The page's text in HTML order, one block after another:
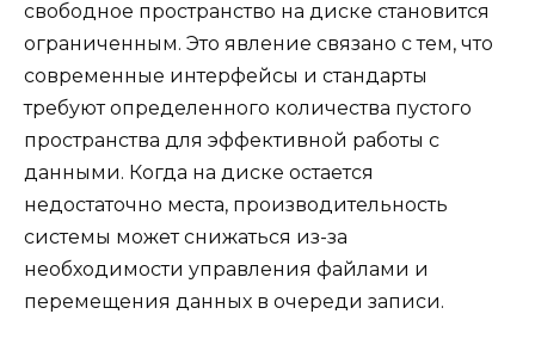
свободное пространство на диске становится
ограниченным. Это явление связано с тем, что
современные интерфейсы и стандарты
требуют определенного количества пустого
пространства для эффективной работы с
данными. Когда на диске остается
недостаточно места, производительность
системы может снижаться из-за
необходимости управления файлами и
перемещения данных в очереди записи.